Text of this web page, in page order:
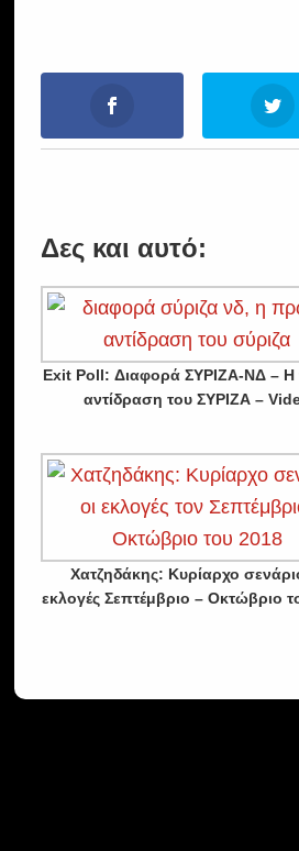
Δες και αυτό:
Exit Poll: Διαφορά ΣΥΡΙΖΑ-ΝΔ –
αντίδραση του ΣΥΡΙΖΑ –
Χατζηδάκης: Κυρίαρχο
εκλογές Σεπτέμβριο – Οκτώβριο